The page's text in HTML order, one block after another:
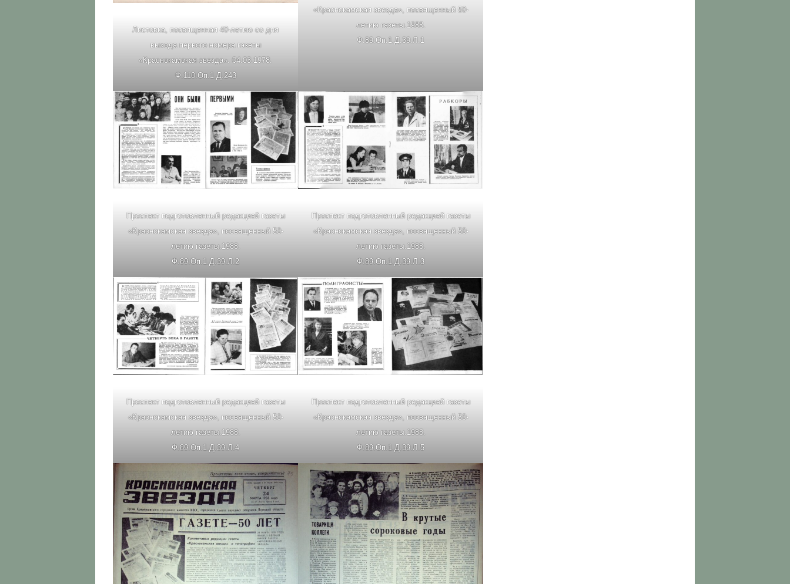
Листовка, посвященная 40-летию со дня
выхода первого номера газеты
«Краснокамская звезда». 04.03.1978.
Ф.110.Оп.1.Д.243
«Краснокамская звезда», посвященный 50-
летию газеты.1988.
Ф.89.Оп.1.Д.39.Л.1
Проспект подготовленный редакцией газеты
«Краснокамская звезда», посвященный 50-
летию газеты.1988.
Ф.89.Оп.1.Д.39.Л.2
Проспект подготовленный редакцией газеты
«Краснокамская звезда», посвященный 50-
летию газеты.1988.
Ф.89.Оп.1.Д.39.Л.3
Проспект подготовленный редакцией газеты
«Краснокамская звезда», посвященный 50-
летию газеты.1988.
Ф.89.Оп.1.Д.39.Л.4
Проспект подготовленный редакцией газеты
«Краснокамская звезда», посвященный 50-
летию газеты.1988.
Ф.89.Оп.1.Д.39.Л.5